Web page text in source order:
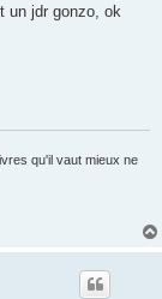
un jdr gonzo, ok
qu'il vaut mieux ne